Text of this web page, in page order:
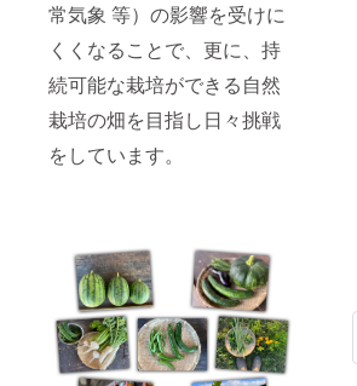
常気象 等）の影響を受けに
くくなることで、更に、持
続可能な栽培ができる自然
栽培の畑を目指し日々挑戦
をしています。